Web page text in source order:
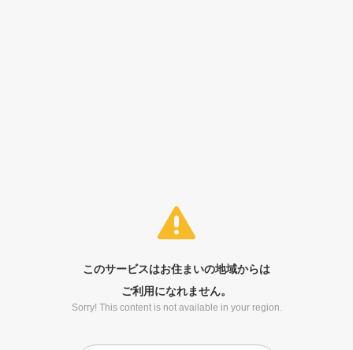
このサービスはお住まいの地域からは
ご利用になれません。
Sorry! This content is not available in your region.